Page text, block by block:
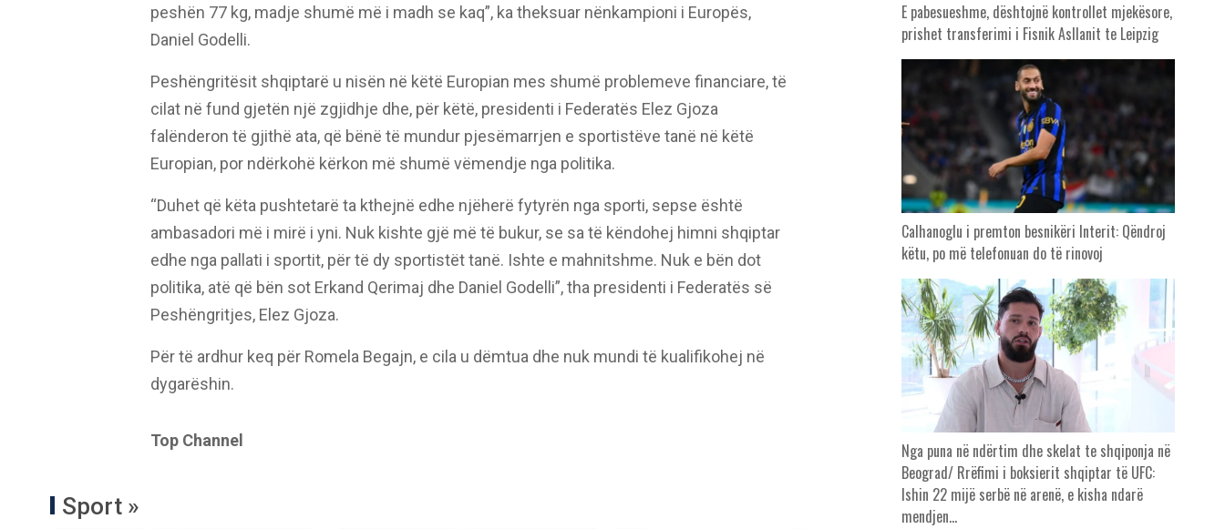
peshën 77 kg, madje shumë më i madh se kaq”, ka theksuar nënkampioni i Europës,
Daniel Godelli.
Peshëngritësit shqiptarë u nisën në këtë Europian mes shumë problemeve financiare, të
cilat në fund gjetën një zgjidhje dhe, për këtë, presidenti i Federatës Elez Gjoza
falënderon të gjithë ata, që bënë të mundur pjesëmarrjen e sportistëve tanë në këtë
Europian, por ndërkohë kërkon më shumë vëmendje nga politika.
“Duhet që këta pushtetarë ta kthejnë edhe njëherë fytyrën nga sporti, sepse është
ambasadori më i mirë i yni. Nuk kishte gjë më të bukur, se sa të këndohej himni shqiptar
edhe nga pallati i sportit, për të dy sportistët tanë. Ishte e mahnitshme. Nuk e bën dot
politika, atë që bën sot Erkand Qerimaj dhe Daniel Godelli”, tha presidenti i Federatës së
Peshëngritjes, Elez Gjoza.
Për të ardhur keq për Romela Begajn, e cila u dëmtua dhe nuk mundi të kualifikohej në
dygarëshin.
Top Channel
Sport »
E pabesueshme, dështojnë kontrollet mjekësore,
prishet transferimi i Fisnik Asllanit te Leipzig
Calhanoglu i premton besnikëri Interit: Qëndroj
këtu, po më telefonuan do të rinovoj
Nga puna në ndërtim dhe skelat te shqiponja në
Beograd/ Rrëfimi i boksierit shqiptar të UFC:
Ishin 22 mijë serbë në arenë, e kisha ndarë
mendjen…